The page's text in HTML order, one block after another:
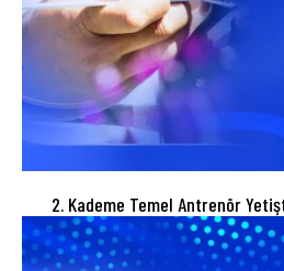
2. Kademe Temel Antrenör